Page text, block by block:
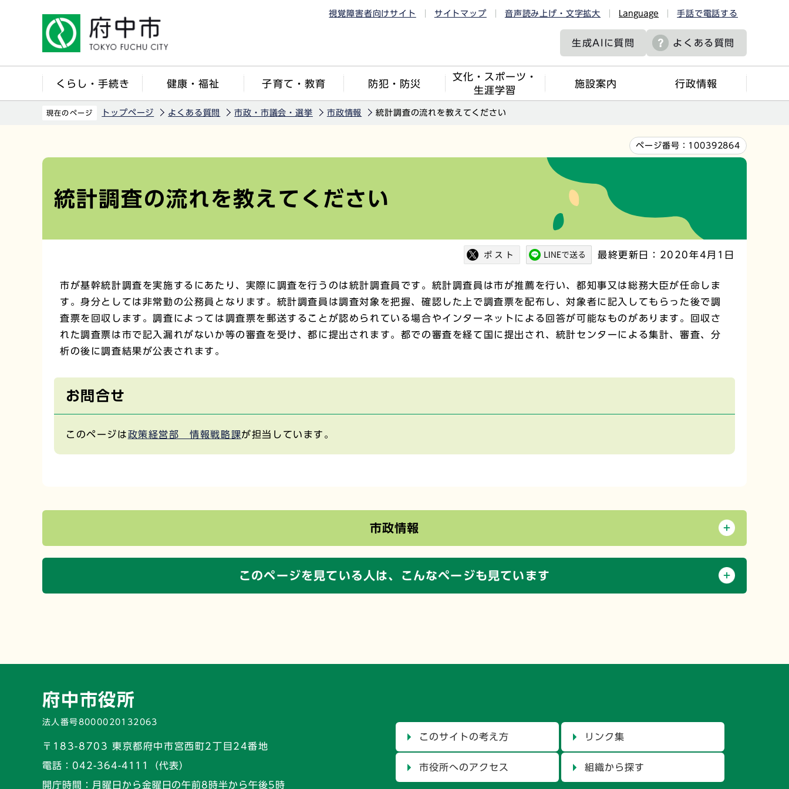
視覚障害者向けサイト サイトマップ 音声読み上げ・文字拡大 Language 手話で電話する
生成AIに質問 よくある質問
くらし・手続き 健康・福祉 子育て・教育 防犯・防災
文化・スポーツ・
生涯学習
施設案内 行政情報
現在のページ トップページ よくある質問 市政・市議会・選挙 市政情報 統計調査の流れを教えてください
ページ番号： 100392864
統計調査の流れを教えてください
最終更新日：2020年4月1日
市が基幹統計調査を実施するにあたり、実際に調査を行うのは統計調査員です。統計調査員は市が推薦を行い、都知事又は総務大臣が任命しま
す。身分としては非常勤の公務員となります。統計調査員は調査対象を把握、確認した上で調査票を配布し、対象者に記入してもらった後で調
査票を回収します。調査によっては調査票を郵送することが認められている場合やインターネットによる回答が可能なものがあります。回収さ
れた調査票は市で記入漏れがないか等の審査を受け、都に提出されます。都での審査を経て国に提出され、統計センターによる集計、審査、分
析の後に調査結果が公表されます。
お問合せ
このページは政策経営部 情報戦略課が担当しています。
市政情報
このページを見ている人は、 こんなページも見ています
府中市役所
法人番号8000020132063
〒183-8703 東京都府中市宮西町2丁目24番地
電話： 042-364-4111（代表）
開庁時間： 月曜日から金曜日の午前8時半から午後5時
このサイトの考え方 リンク集
市役所へのアクセス 組織から探す